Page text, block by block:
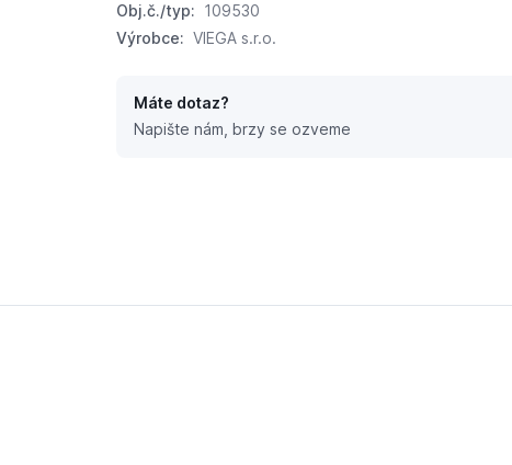
Obj.č./typ: 109530
Výrobce: VIEGA s.r.o.
Máte dotaz?
Napište nám, brzy se ozveme